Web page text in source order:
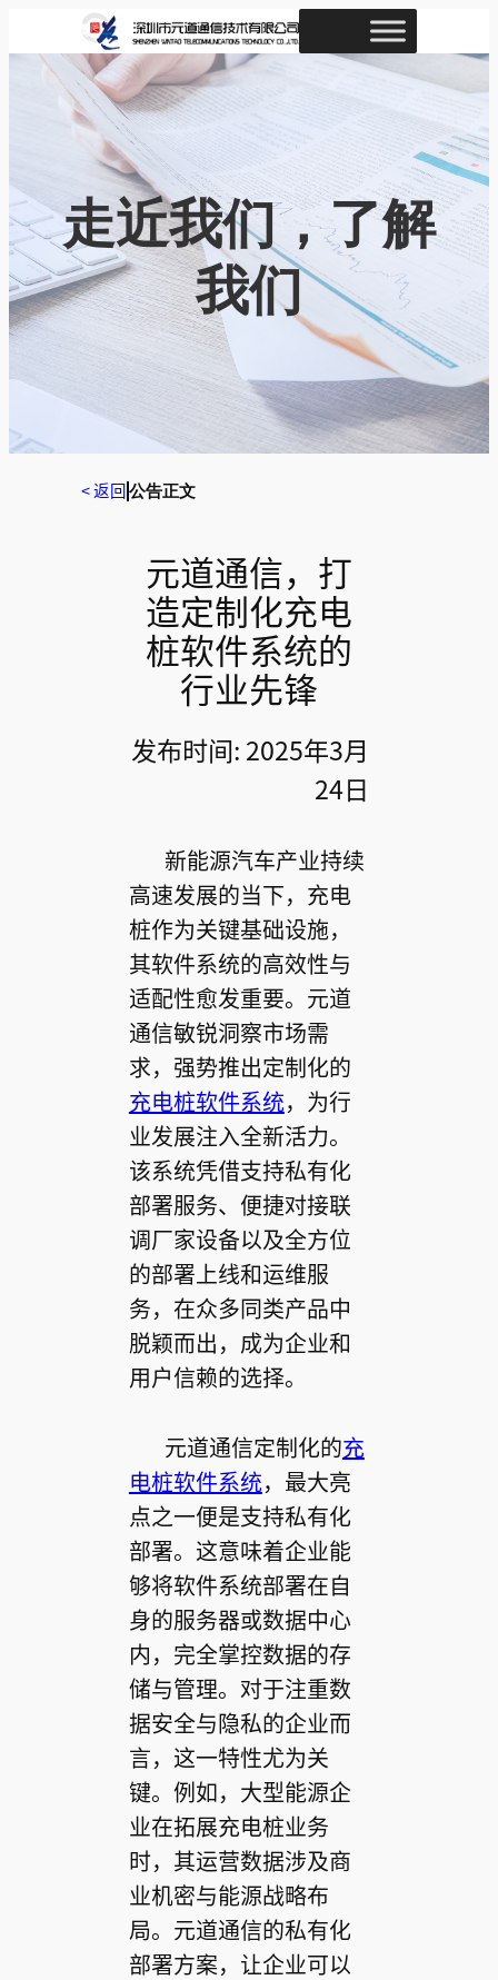
走近我们，了解
我们
< 返回 公告正文
元道通信，打
造定制化充电
桩软件系统的
行业先锋
发布时间: 2025年3月
24日
新能源汽车产业持续
高速发展的当下，充电
桩作为关键基础设施，
其软件系统的高效性与
适配性愈发重要。元道
通信敏锐洞察市场需
求，强势推出定制化的
充电桩软件系统 ，为行
业发展注入全新活力。
该系统凭借支持私有化
部署服务、便捷对接联
调厂家设备以及全方位
的部署上线和运维服
务，在众多同类产品中
脱颖而出，成为企业和
用户信赖的选择。
元道通信定制化的充
电桩软件系统 ，最大亮
点之一便是支持私有化
部署。这意味着企业能
够将软件系统部署在自
身的服务器或数据中心
内，完全掌控数据的存
储与管理。对于注重数
据安全与隐私的企业而
言，这一特性尤为关
键。例如，大型能源企
业在拓展充电桩业务
时，其运营数据涉及商
业机密与能源战略布
局。元道通信的私有化
部署方案，让企业可以